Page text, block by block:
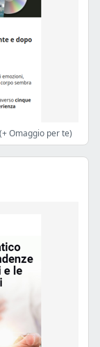
Omaggio per te)